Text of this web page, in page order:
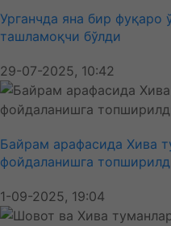
Урганчда яна бир фуқаро
ташламоқчи бўлди
29-07-2025, 10:42
Байрам арафасида Хива
фойдаланишга
1-09-2025, 19:04